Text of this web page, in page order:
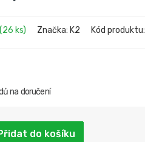
ks) Značka: K2 Kód produktu:
na doručení
do košíku